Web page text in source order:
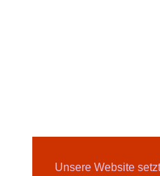
Unsere Website